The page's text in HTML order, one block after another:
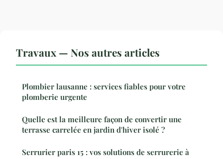
Travaux — Nos autres articles
Plombier lausanne : services fiables pour votre
plomberie urgente
Quelle est la meilleure façon de convertir une
terrasse carrelée en jardin d'hiver isolé ?
Serrurier paris 15 : vos solutions de serrurerie à